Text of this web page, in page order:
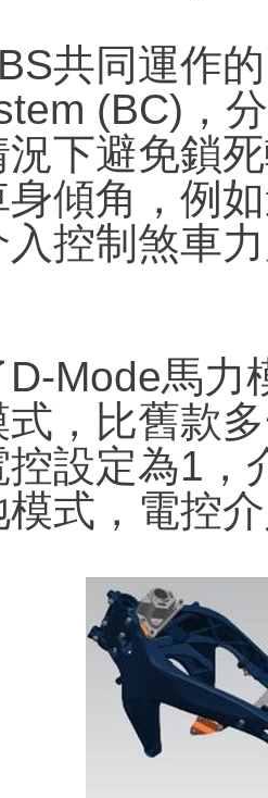
共同運作
(BC)，
下避免鎖
傾角，例
入控制煞車
Mode馬力
，比舊款
設定為1，
式，電控